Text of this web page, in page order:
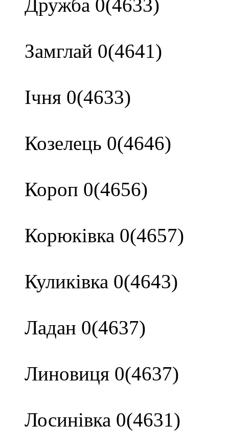
Дружба 0(4633)
Замглай 0(4641)
Ічня 0(4633)
Козелець 0(4646)
Короп 0(4656)
Корюківка 0(4657)
Куликівка 0(4643)
Ладан 0(4637)
Линовиця 0(4637)
Лосинівка 0(4631)